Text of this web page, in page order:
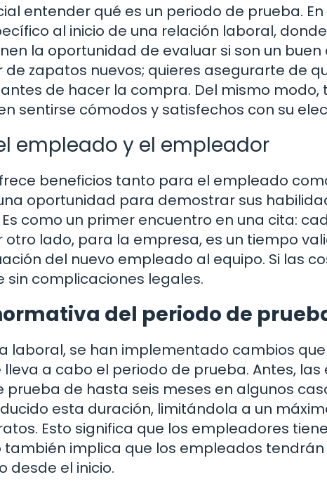
entender qué es un periodo de prueba.
al inicio de una relación laboral,
la oportunidad de evaluar si son un buen
zapatos nuevos; quieres asegurarte de
de hacer la compra. Del mismo
sentirse cómodos y satisfechos con su
empleado y el empleador
beneficios tanto para el empleado
oportunidad para demostrar sus
como un primer encuentro en una cita:
otro lado, para la empresa, es un tiempo
del nuevo empleado al equipo. Si las
sin complicaciones legales.
del periodo de
laboral, se han implementado cambios
a cabo el periodo de prueba. Antes,
de hasta seis meses en algunos
esta duración, limitándola a un
Esto significa que los empleadores
también implica que los empleados
desde el inicio.